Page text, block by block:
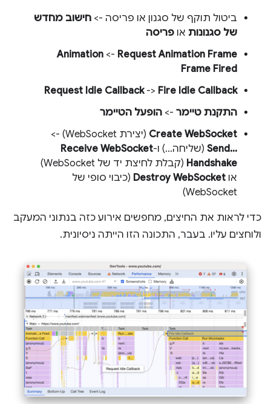
ביטול תוקף של סגנון או פריסה -> חישוב מחדש
של סגנונות או פריסה
Request Animation Frame
->‏
Animation
Frame Fired
Request Idle Callback-> Fire Idle Callback
התקנת טיימר -> הופעל הטיימר
Create WebSocket
(יצירת WebSocket) ->
Send...‎ (שליחה...) ו-Receive WebSocket
Handshake
(קבלת לחיצת יד של WebSocket)
או Destroy WebSocket (כיבוי סופי של
WebSocket)
כדי לראות את החיצים, מחפשים אירוע כזה בנתוני המעקב
ולוחצים עליו. בעבר, התכונה הזו הייתה ניסיונית.